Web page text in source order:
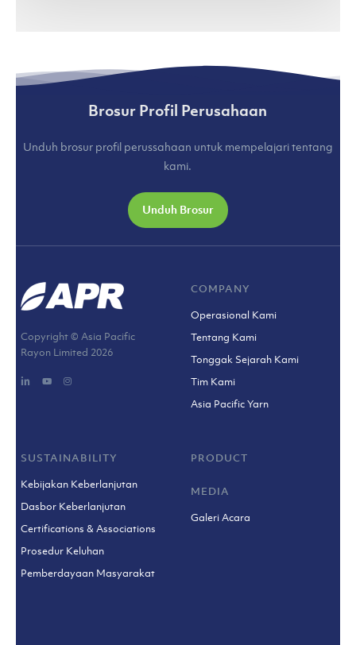
Brosur Profil Perusahaan
Unduh brosur profil perussahaan untuk mempelajari tentang
kami.
Unduh Brosur
Copyright © Asia Pacific
Rayon Limited 2026
COMPANY
Operasional Kami
Tentang Kami
Tonggak Sejarah Kami
Tim Kami
Asia Pacific Yarn
SUSTAINABILITY
Kebijakan Keberlanjutan
Dasbor Keberlanjutan
Certifications & Associations
Prosedur Keluhan
Pemberdayaan Masyarakat
PRODUCT
MEDIA
Galeri Acara